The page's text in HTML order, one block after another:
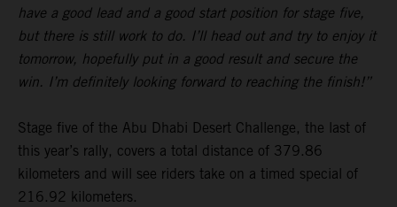
have a good lead and a good start position for stage five,
but there is still work to do. I’ll head out and try to enjoy it
tomorrow, hopefully put in a good result and secure the
win. I’m definitely looking forward to reaching the finish!”
Stage five of the Abu Dhabi Desert Challenge, the last of
this year’s rally, covers a total distance of 379.86
kilometers and will see riders take on a timed special of
216.92 kilometers.